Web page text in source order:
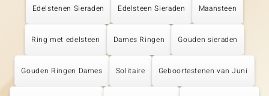
Edelstenen Sieraden Edelsteen Sieraden Maansteen
Ring met edelsteen Dames Ringen Gouden sieraden
Gouden Ringen Dames Solitaire Geboortestenen van Juni